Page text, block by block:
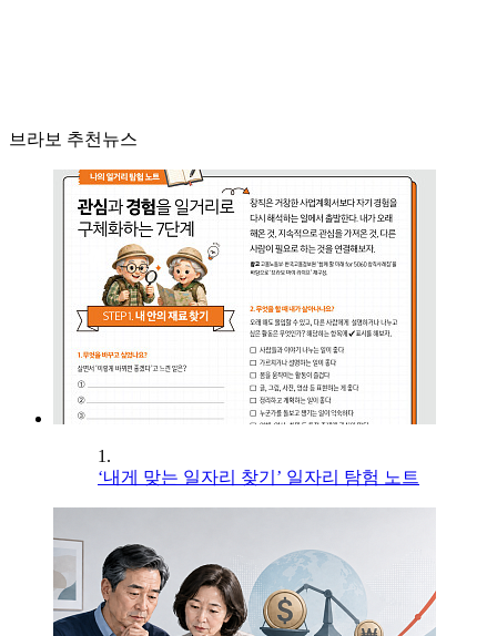
브라보 추천뉴스
1.
‘내게 맞는 일자리 찾기’ 일자리 탐험 노트